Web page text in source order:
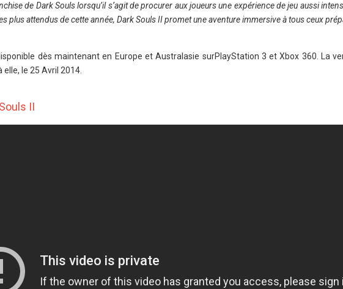
de Dark Souls lorsqu’il s’agit de procurer aux joueurs une expérience de jeu aussi
plus attendus de cette année, Dark Souls II promet une aventure immersive à tous ceux
dès maintenant en Europe et Australasie surPlayStation 3 et Xbox 360. La
le 25 Avril 2014.
II